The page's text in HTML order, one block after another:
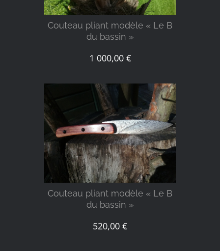
Couteau pliant modèle « Le B
du bassin »
1 000,00 €
DÉTAILS
Couteau pliant modèle « Le B
du bassin »
520,00 €